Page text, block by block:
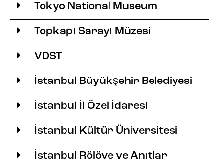
Tokyo National Museum
Topkapı Sarayı Müzesi
VDST
İstanbul Büyükşehir Belediyesi
İstanbul İl Özel İdaresi
İstanbul Kültür Üniversitesi
İstanbul Rölöve ve Anıtlar